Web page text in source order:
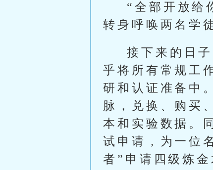
“全部开放给
转身呼唤两名学
接下来的日
乎将所有常规工
研和认证准备中
脉，兑换、购买
本和实验数据。
试申请，为一位
者”申请四级炼